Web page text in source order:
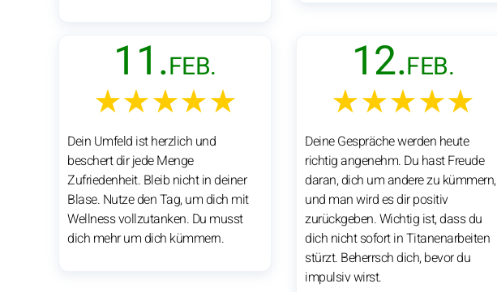
11.FEB.
★★★★★
Dein Umfeld ist herzlich und
beschert dir jede Menge
Zufriedenheit. Bleib nicht in deiner
Blase. Nutze den Tag, um dich mit
Wellness vollzutanken. Du musst
dich mehr um dich kümmern.
12.FEB.
★★★★★
Deine Gespräche werden heute
richtig angenehm. Du hast Freude
daran, dich um andere zu kümmern,
und man wird es dir positiv
zurückgeben. Wichtig ist, dass du
dich nicht sofort in Titanenarbeiten
stürzt. Beherrsch dich, bevor du
impulsiv wirst.